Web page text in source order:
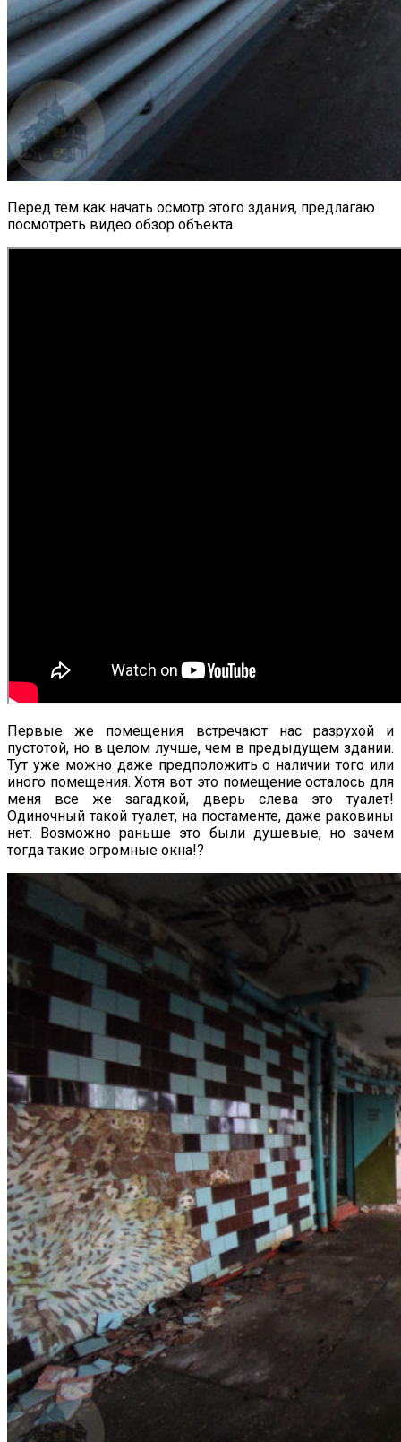
Перед тем как начать осмотр этого здания, предлагаю
посмотреть видео обзор объекта.
Первые же помещения встречают нас разрухой и
пустотой, но в целом лучше, чем в предыдущем здании.
Тут уже можно даже предположить о наличии того или
иного помещения. Хотя вот это помещение осталось для
меня все же загадкой, дверь слева это туалет!
Одиночный такой туалет, на постаменте, даже раковины
нет. Возможно раньше это были душевые, но зачем
тогда такие огромные окна!?